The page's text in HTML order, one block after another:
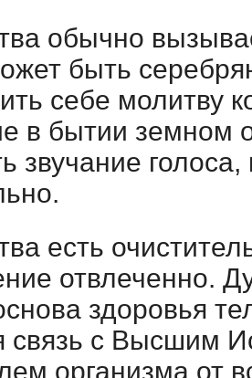
обычно
быть
себе молитву
в бытии земном
звучание
есть
отвлеченно.
здоровья
связь с Высшим
организма от